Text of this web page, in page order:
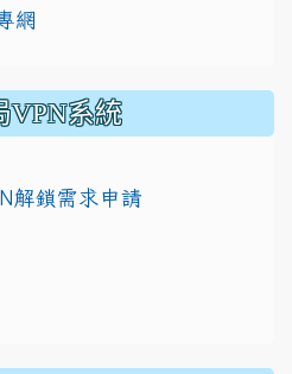
網
VPN系統
解鎖需求申請